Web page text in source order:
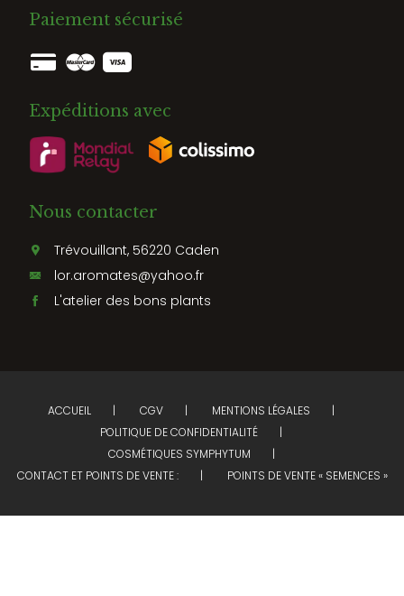
Paiement sécurisé
Expéditions avec
Nous contacter
Trévouillant, 56220 Caden
lor.aromates@yahoo.fr
L'atelier des bons plants
ACCUEIL CGV
MENTIONS LÉGALES
POLITIQUE DE CONFIDENTIALITÉ
COSMÉTIQUES SYMPHYTUM
CONTACT ET POINTS DE VENTE :
POINTS DE VENTE « SEMENCES »